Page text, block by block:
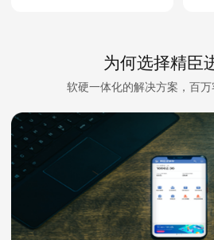
为何选择精臣
软硬一体化的解决方案，百